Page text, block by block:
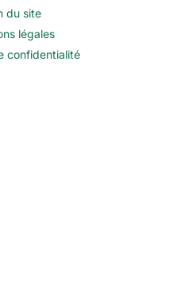
du site
légales
confidentialité